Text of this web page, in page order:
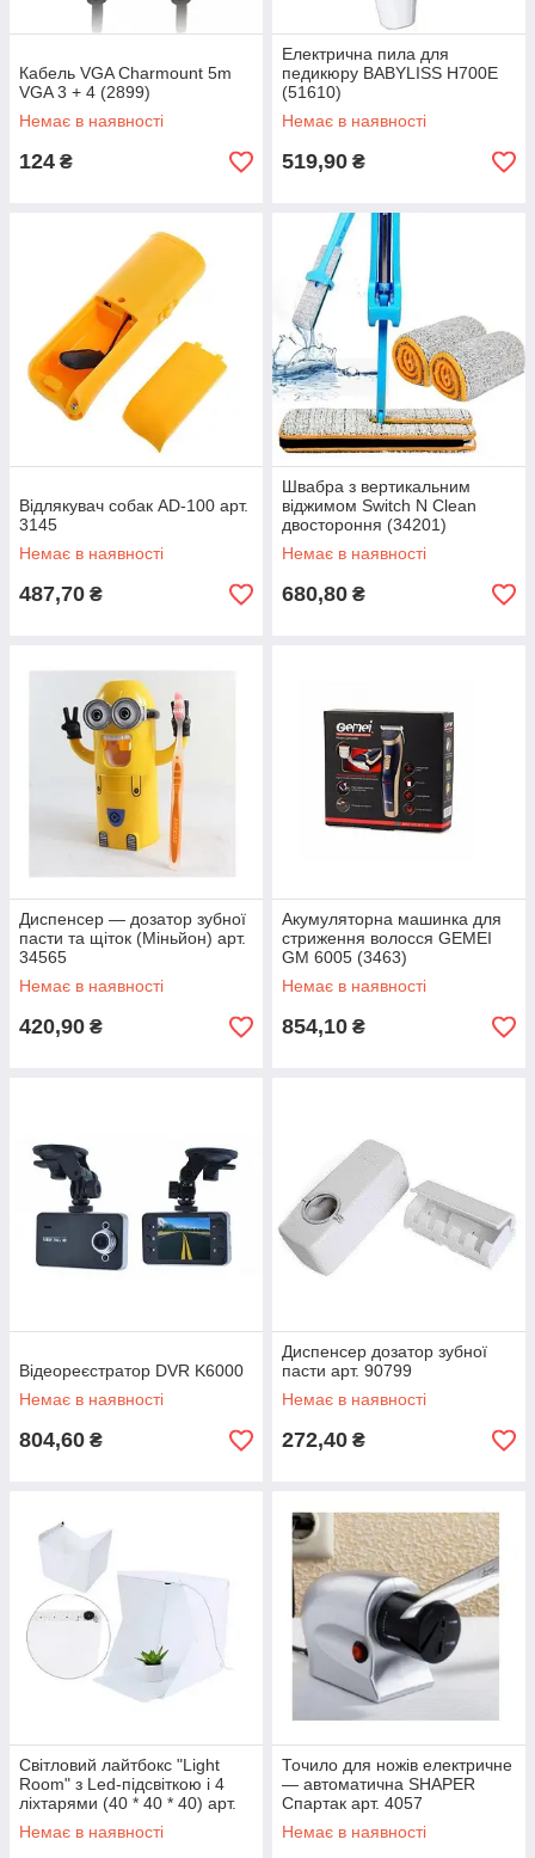
Кабель VGA Charmount 5m
VGA 3 + 4 (2899)
Немає в наявності
124 ₴
Електрична пила для
педикюру BABYLISS H700E
(51610)
Немає в наявності
519,90 ₴
Відлякувач собак AD-100 арт.
3145
Немає в наявності
487,70 ₴
Швабра з вертикальним
віджимом Switch N Clean
двостороння (34201)
Немає в наявності
680,80 ₴
Диспенсер — дозатор зубної
пасти та щіток (Міньйон) арт.
34565
Немає в наявності
420,90 ₴
Акумуляторна машинка для
стриження волосся GEMEI
GM 6005 (3463)
Немає в наявності
854,10 ₴
Відеореєстратор DVR K6000
Немає в наявності
804,60 ₴
Диспенсер дозатор зубної
пасти арт. 90799
Немає в наявності
272,40 ₴
Світловий лайтбокс "Light
Room" з Led-підсвіткою і 4
ліхтарями (40 * 40 * 40) арт.
36844
Немає в наявності
Точило для ножів електричне
— автоматична SHAPER
Спартак арт. 4057
Немає в наявності